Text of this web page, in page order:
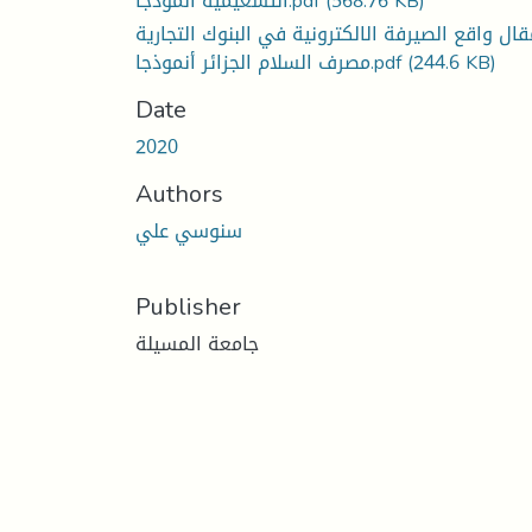
واقع الصيرفة الالكترونية في البنوك التجارية
مصرف السلام الجزائر أنموذجا.pdf(244.6 KB)
Date
2020
Authors
سنوسي علي
Publisher
جامعة المسيلة